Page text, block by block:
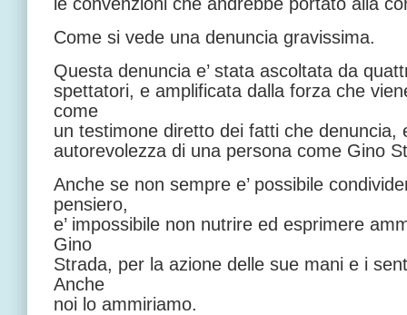
Come si vede una denuncia gravissima.
Questa denuncia e’ stata ascoltata da
spettatori, e amplificata dalla forza che
come
un testimone diretto dei fatti che denuncia,
autorevolezza di una persona come Gino
Anche se non sempre e’ possibile
pensiero,
e’ impossibile non nutrire ed esprimere
Gino
Strada, per la azione delle sue mani e i
Anche
noi lo ammiriamo.